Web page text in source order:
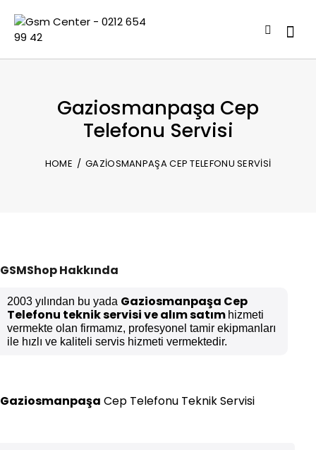
Gaziosmanpaşa Cep
Telefonu Servisi
HOME GAZIOSMANPAŞA CEP TELEFONU SERVISI
GSMShop Hakkında
2003 yılından bu yada Gaziosmanpaşa Cep
Telefonu teknik servisi ve alım satım hizmeti
vermekte olan firmamız, profesyonel tamir ekipmanları
ile hızlı ve kaliteli servis hizmeti vermektedir.
Gaziosmanpaşa Cep Telefonu Teknik Servisi